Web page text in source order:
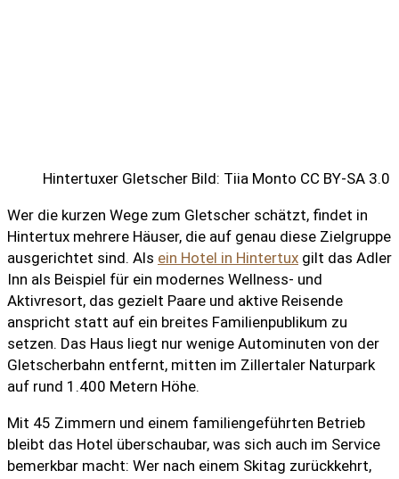
Hintertuxer Gletscher Bild: Tiia Monto CC BY-SA 3.0
Wer die kurzen Wege zum Gletscher schätzt, findet in
Hintertux mehrere Häuser, die auf genau diese Zielgruppe
ausgerichtet sind. Als ein Hotel in Hintertux gilt das Adler
Inn als Beispiel für ein modernes Wellness- und
Aktivresort, das gezielt Paare und aktive Reisende
anspricht statt auf ein breites Familienpublikum zu
setzen. Das Haus liegt nur wenige Autominuten von der
Gletscherbahn entfernt, mitten im Zillertaler Naturpark
auf rund 1.400 Metern Höhe.
Mit 45 Zimmern und einem familiengeführten Betrieb
bleibt das Hotel überschaubar, was sich auch im Service
bemerkbar macht: Wer nach einem Skitag zurückkehrt,